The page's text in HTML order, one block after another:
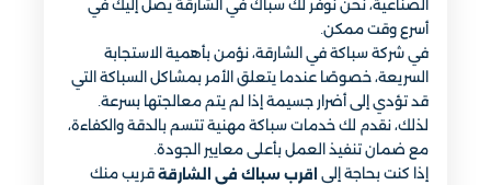
الصناعية، نحن نوفر لك سباك في الشارقة يصل إليك في
أسرع وقت ممكن.
في شركة سباكة في الشارقة، نؤمن بأهمية الاستجابة
السريعة، خصوصًا عندما يتعلق الأمر بمشاكل السباكة التي
قد تؤدي إلى أضرار جسيمة إذا لم يتم معالجتها بسرعة.
لذلك، نقدم لك خدمات سباكة مهنية تتسم بالدقة والكفاءة،
مع ضمان تنفيذ العمل بأعلى معايير الجودة.
إذا كنت بحاجة إلى اقرب سباك في الشارقة قريب منك